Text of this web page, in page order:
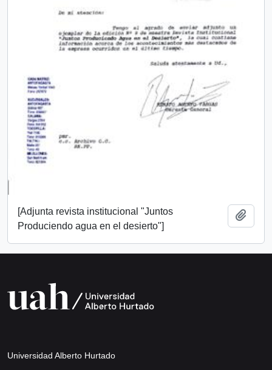
[Adjunta revista institucional "Juntos
Produciendo agua en el desierto"]
Universidad Alberto Hurtado